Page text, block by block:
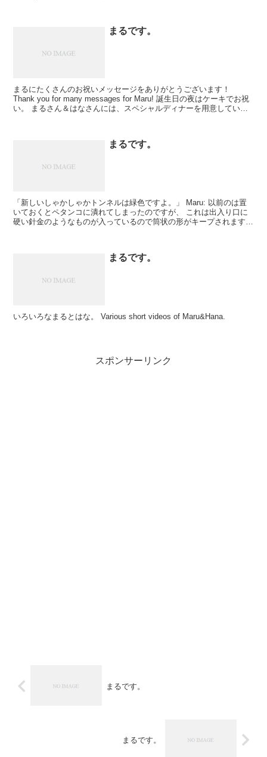
まるです。
まるにたくさんのお祝いメッセージをありがとうございます！
Thank you for many messages for Maru! 誕生日の夜はケーキでお祝
い。 まるさん＆はなさんには、スペシャルディナーを用意していま
まるです。
「新しいしゃかしゃかトンネルは緑色ですよ。」 Maru: 以前のは置
いておくとペタンコに潰れてしまったのですが、 これは出入り口に
硬い針金のようなものが入っているので筒状の形がキープされます。
まるです。
いろいろなまるとはな。 Various short videos of Maru&Hana.
スポンサーリンク
まるです。
まるです。